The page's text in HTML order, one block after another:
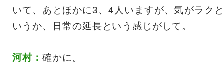
いて、あとほかに3、4人いますが、気がラク
いうか、日常の延長という感じがして。
河村：確かに。